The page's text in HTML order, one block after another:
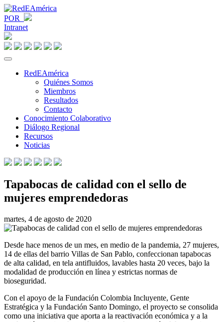
POR
Intranet
RedEAmérica
Quiénes Somos
Miembros
Resultados
Contacto
Conocimiento Colaborativo
Diálogo Regional
Recursos
Noticias
Tapabocas de calidad con el sello de
mujeres emprendedoras
martes, 4 de agosto de 2020
Desde hace menos de un mes, en medio de la pandemia, 27 mujeres,
14 de ellas del barrio Villas de San Pablo, confeccionan tapabocas
de alta calidad, en tela antifluidos, lavables hasta 20 veces, bajo la
modalidad de producción en línea y estrictas normas de
bioseguridad.
Con el apoyo de la Fundación Colombia Incluyente, Gente
Estratégica y la Fundación Santo Domingo, el proyecto se consolida
como una iniciativa que aporta a la reactivación económica y a la